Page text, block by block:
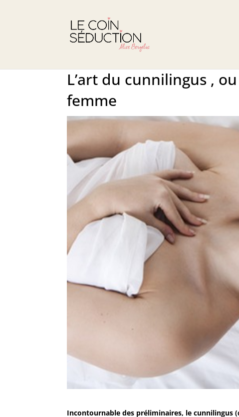
L’art du cunnilingus ,
femme
Incontournable des préliminaires, le cunnilingus